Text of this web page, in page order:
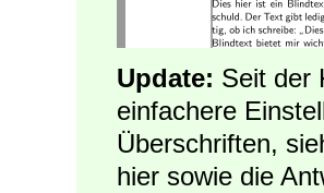
Update: Seit der
einfachere
Überschriften,
hier sowie die